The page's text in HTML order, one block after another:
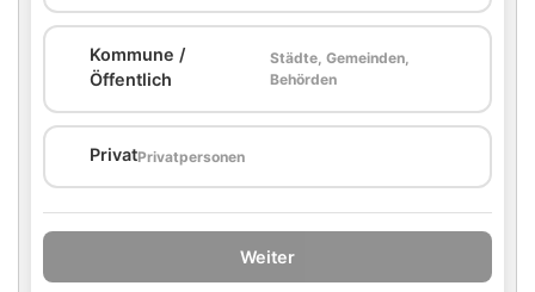
Kommune /
Öffentlich
Städte, Gemeinden,
Behörden
PrivatPrivatpersonen
Weiter